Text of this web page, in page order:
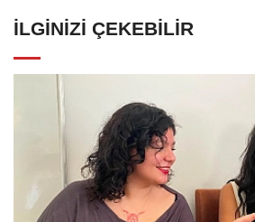
İLGINIZI ÇEKEBILIR